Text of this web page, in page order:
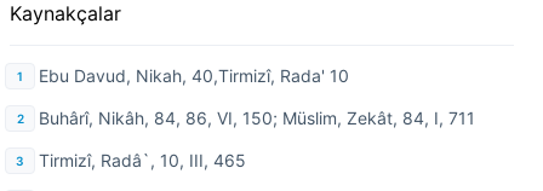
Kaynakçalar
Ebu Davud, Nikah, 40,Tirmizî, Rada' 10
Buhârî, Nikâh, 84, 86, VI, 150; Müslim, Zekât, 84, I, 711
Tirmizî, Radâ`, 10, III, 465